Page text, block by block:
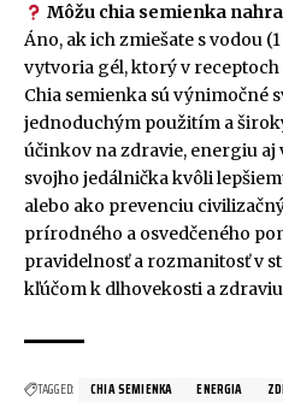
Môžu chia semienka
Áno, ak ich zmiešate s vodou
vytvoria gél, ktorý v
Chia semienka sú výnimočné
jednoduchým použitím a
účinkov na zdravie, energiu aj
svojho jedálnička kvôli
alebo ako prevenciu
prírodného a osvedčeného
pravidelnosť a rozmanitosť v
kľúčom k dlhovekosti a
TAGGED: CHIA SEMIENKA ENERGIA